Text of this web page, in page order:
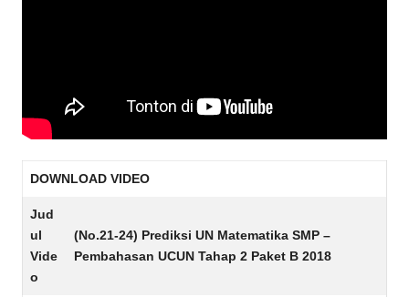
DOWNLOAD VIDEO
Jud
ul
Vide
o
(No.21-24) Prediksi UN Matematika SMP –
Pembahasan UCUN Tahap 2 Paket B 2018